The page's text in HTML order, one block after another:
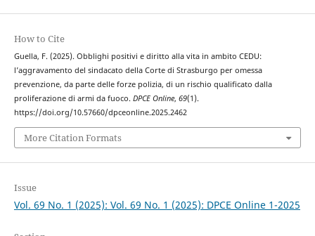
How to Cite
Guella, F. (2025). Obblighi positivi e diritto alla vita in ambito CEDU:
l’aggravamento del sindacato della Corte di Strasburgo per omessa
prevenzione, da parte delle forze polizia, di un rischio qualificato dalla
proliferazione di armi da fuoco. DPCE Online, 69(1).
https://doi.org/10.57660/dpceonline.2025.2462
More Citation Formats
Issue
Vol. 69 No. 1 (2025): Vol. 69 No. 1 (2025): DPCE Online 1-2025